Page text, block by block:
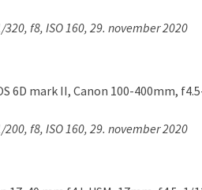
320, f8, ISO 160, 29. november 2020
200, f8, ISO 160, 29. november 2020